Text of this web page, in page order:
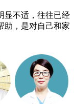
不适，往往已经
助，是对自己和家